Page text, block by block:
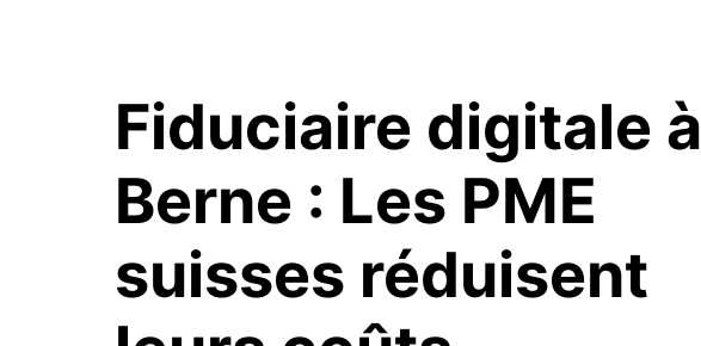
Fiduciaire digitale à
Berne : Les PME
suisses réduisent